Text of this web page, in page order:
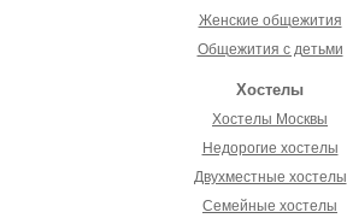
Женские общежития
Общежития с детьми
Хостелы
Хостелы Москвы
Недорогие хостелы
Двухместные хостелы
Семейные хостелы